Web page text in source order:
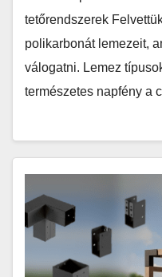
tetőrendszerek
polikarbonát lemezeit,
válogatni. Lemez
természetes napfény a